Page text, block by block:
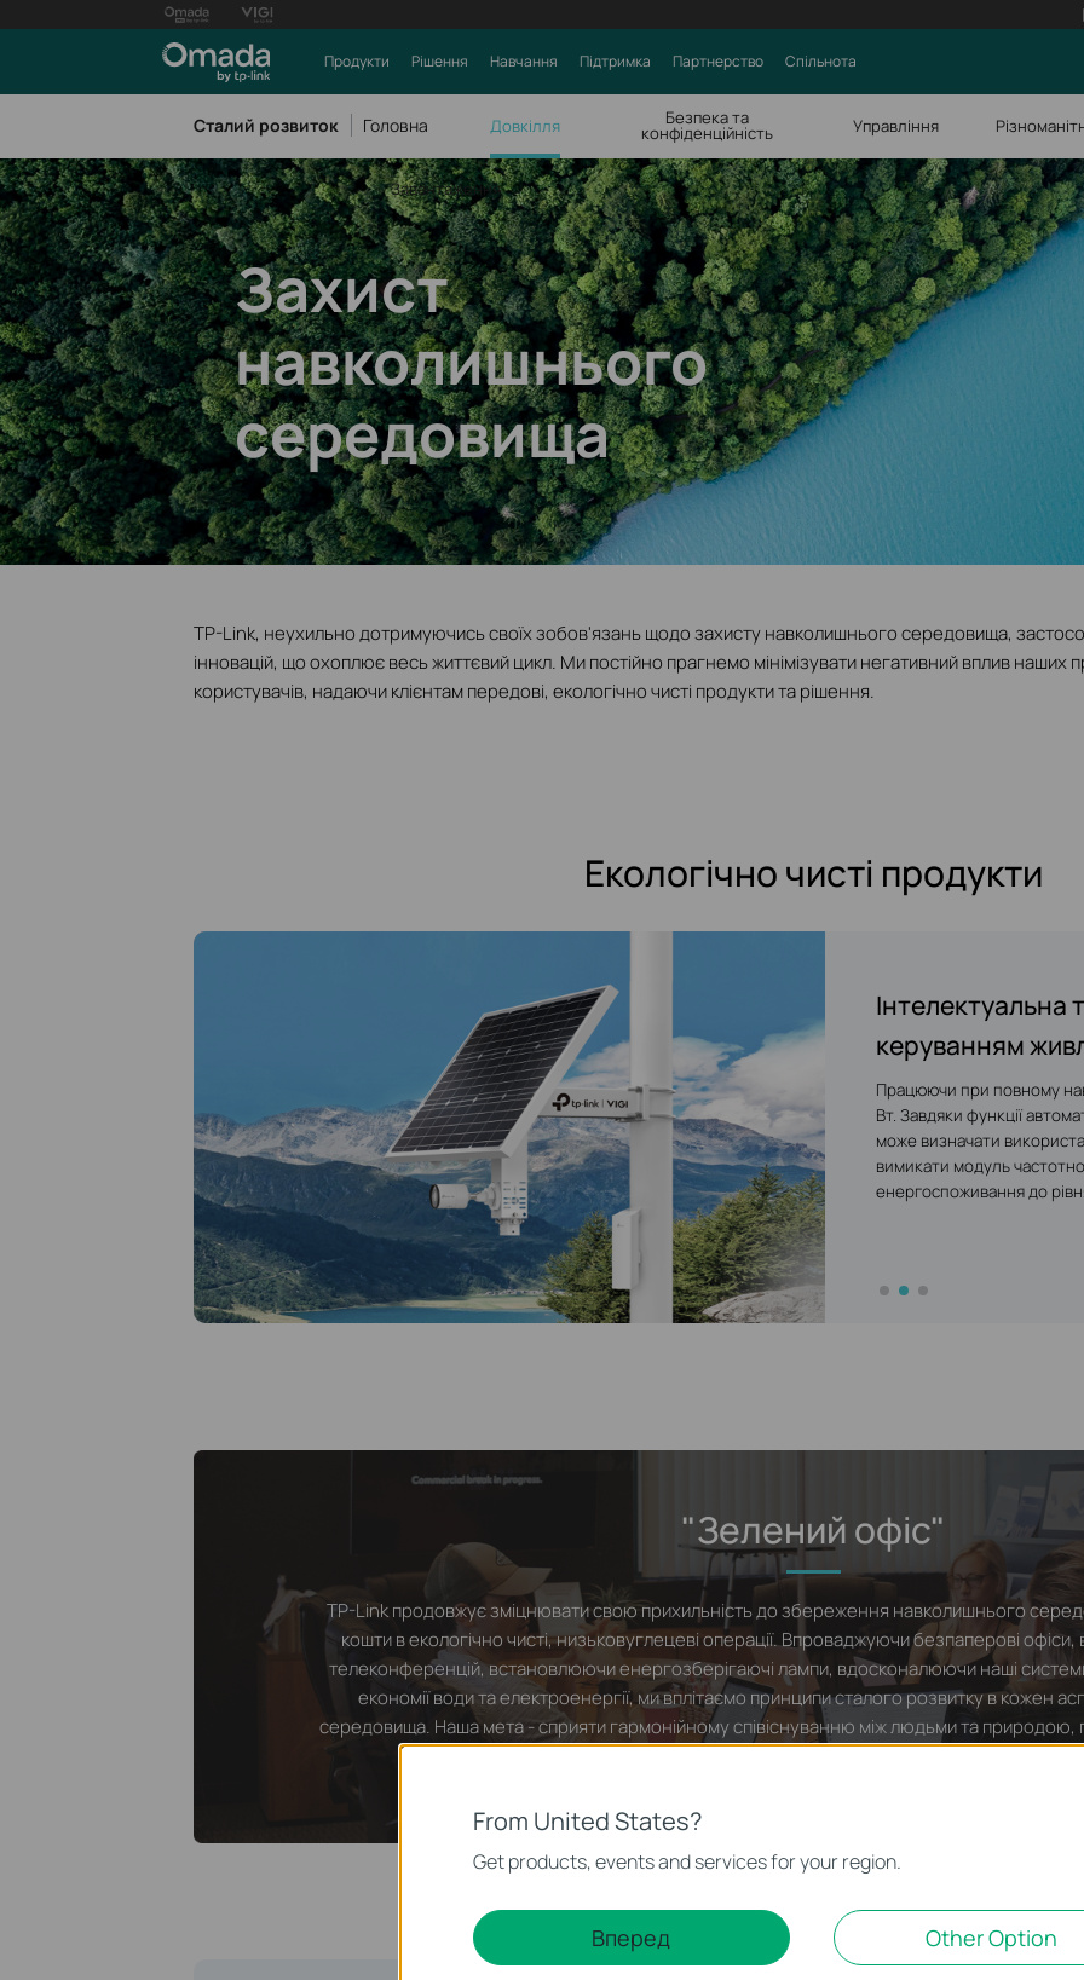
Продукти Рішення Навчання Підтримка Партнерство Спільнота
Сталий розвиток Головна Довкілля Безпека та
конфіденційність Управління
Завантаження
Захист
навколишнього
середовища
TP-Link, неухильно дотримуючись своїх зобов'язань щодо захисту навколишнього середовища,
інновацій, що охоплює весь життєвий цикл. Ми постійно прагнемо мінімізувати негативний вплив
користувачів, надаючи клієнтам передові, екологічно чисті продукти та рішення.
Екологічно чисті продукти
Все-в-одному:
У 2022 році TP-Link
в одному". Ця унікальна
PoE-комутатора та
складність розгортання
обладнання, ефективно
стикаються клієнти в
Надтонкі
Завдяки розмірам, що
зручності та гнучкості.
або повісити на стіну,
традиційними
характеристиками,
приблизно на 50%.
Інтелектуальна
керуванням
Працюючи при повному
Вт. Завдяки функції
може визначати
вимикати модуль
енергоспоживання до
"Зелений офіс"
TP-Link продовжує зміцнювати свою прихильність до збереження навколишнього
кошти в екологічно чисті, низьковуглецеві операції. Впроваджуючи безпаперові
телеконференцій, встановлюючи енергозберігаючі лампи, вдосконалюючи наші
економії води та електроенергії, ми вплітаємо принципи сталого розвитку в кожен
середовища. Наша мета - сприяти гармонійному співіснуванню між людьми та природою,
From United States?
Get products, events and services for your region.
Вперед Other Option